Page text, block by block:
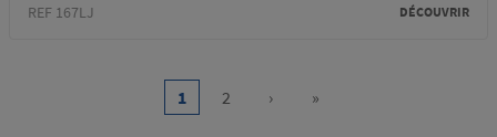
REF 167LJ DÉCOUVRIR
Current
1 Page
2
Next
›
Last
»